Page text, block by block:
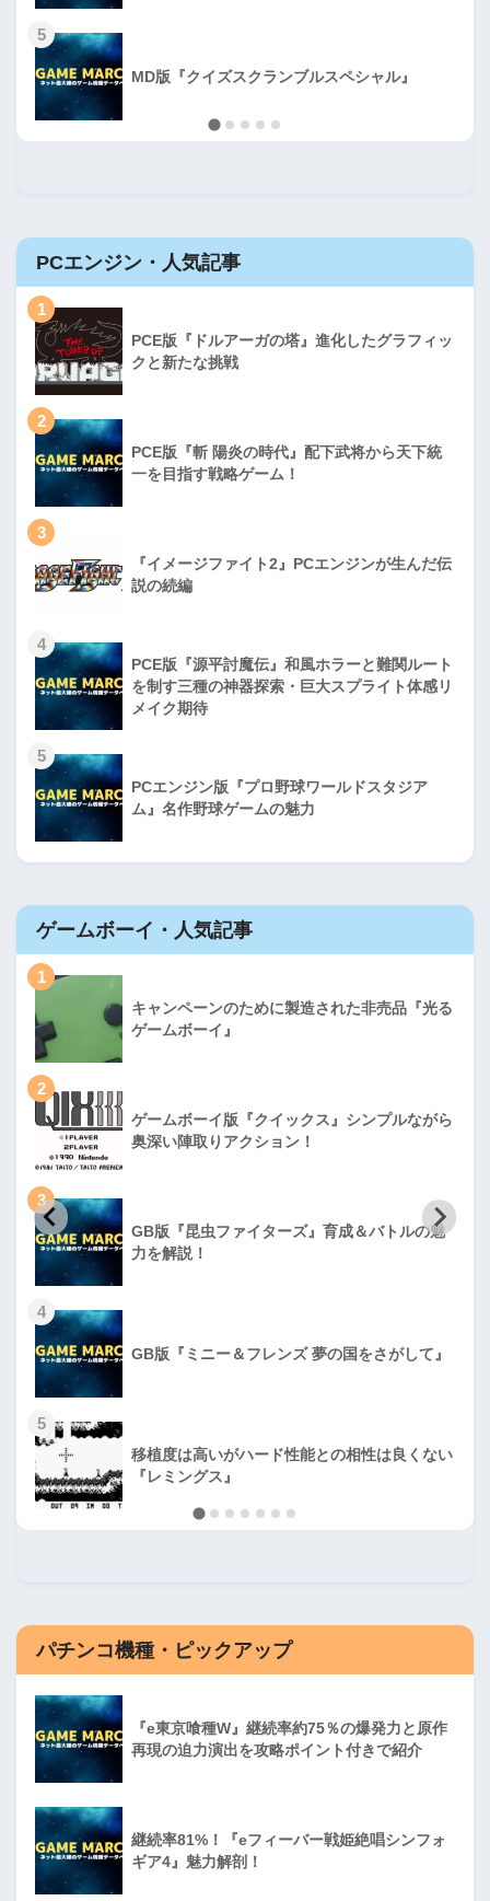
5
MD版『クイズスクランブルスペシャル』
PCエンジン・人気記事
1
PCE版『ドルアーガの塔』進化したグラフィッ
クと新たな挑戦
2
PCE版『斬 陽炎の時代』配下武将から天下統
一を目指す戦略ゲーム！
3
『イメージファイト2』PCエンジンが生んだ伝
説の続編
4
PCE版『源平討魔伝』和風ホラーと難関ルート
を制す三種の神器探索・巨大スプライト体感リ
メイク期待
5
PCエンジン版『プロ野球ワールドスタジア
ム』名作野球ゲームの魅力
ゲームボーイ・人気記事
1
キャンペーンのために製造された非売品『光る
ゲームボーイ』
2
ゲームボーイ版『クイックス』シンプルながら
奥深い陣取りアクション！
3
GB版『昆虫ファイターズ』育成＆バトルの魅
力を解説！
4
GB版『ミニー＆フレンズ 夢の国をさがして』
5
移植度は高いがハード性能との相性は良くない
『レミングス』
パチンコ機種・ピックアップ
『e東京喰種W』継続率約75％の爆発力と原作
再現の迫力演出を攻略ポイント付きで紹介
継続率81%！『eフィーバー戦姫絶唱シンフォ
ギア4』魅力解剖！